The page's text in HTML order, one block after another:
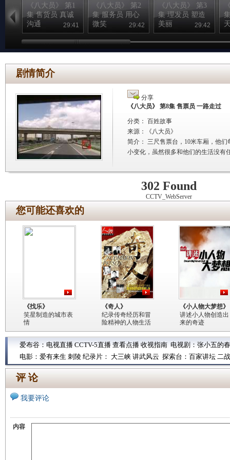
《八大员》 第1
集 售货员 真诚
沟通
29:41
《八大员》 第2
集 服务员 用心
微笑
29:42
《八大员》 第3
集 理发员 塑造
美丽
29:42
剧情简介
分享
《八大员》 第8集 售票员 一路走过
分类： 百姓故事
来源：
《八大员》
简介： 三尺售票台，10米车厢，他
小变化，虽然很多和他们的生活没有
302 Found
CCTV_WebServer
您可能还喜欢的
《找乐》
笑星制造的城市表
情
《奇人》
纪录传奇经历和冒
险精神的人物生活
《小人物大梦想》
讲述小人物创造出
来的奇迹
爱布谷： 电视直播 CCTV-5直播 查看点播 收视指南 电视剧： 张小五的
电影： 爱有来生 刺陵 纪录片： 大三峡 讲武风云 探索台： 百家讲坛 二
评 论
我要评论
内容